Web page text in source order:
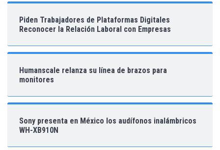
Piden Trabajadores de Plataformas Digitales
Reconocer la Relación Laboral con Empresas
Humanscale relanza su línea de brazos para
monitores
Sony presenta en México los audífonos inalámbricos
WH-XB910N